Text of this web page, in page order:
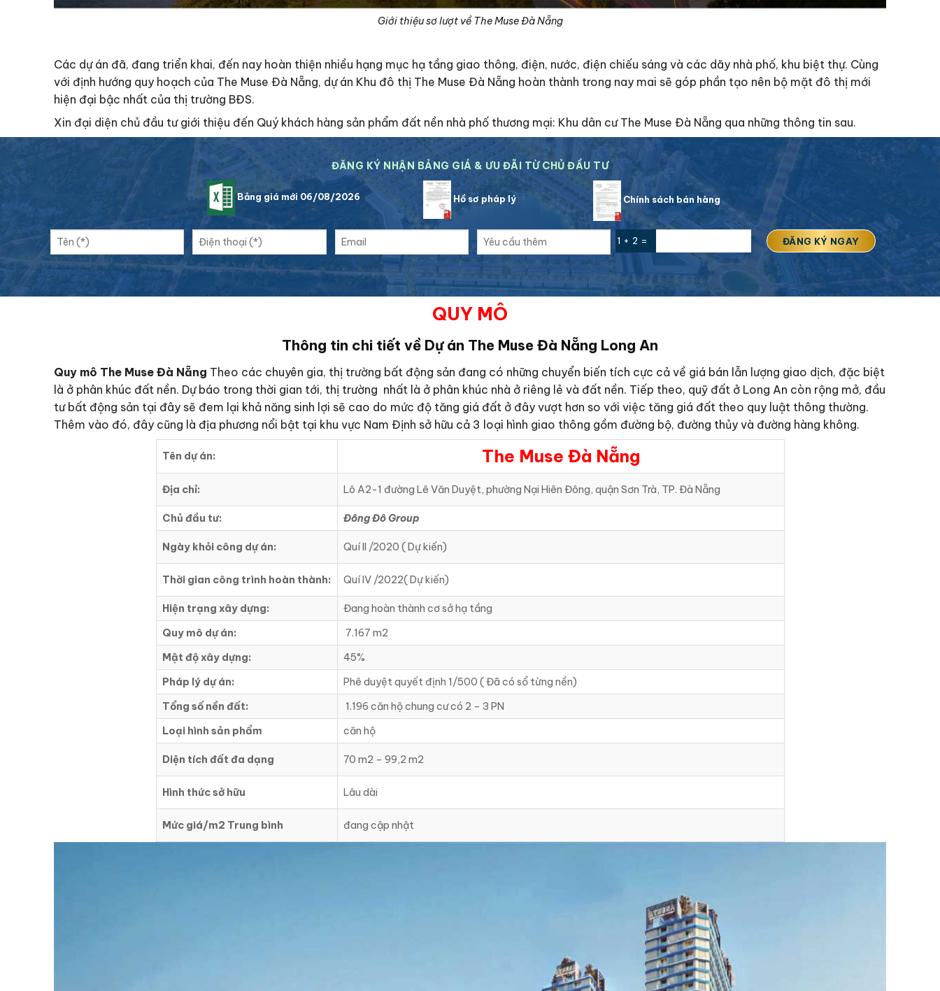
Giới thiệu sơ lượt về The Muse Đà Nẵng
Các dự án đã, đang triển khai, đến nay hoàn thiện nhiều hạng mục hạ tầng giao thông, điện, nước, điện chiếu sáng và các dãy nhà phố, khu biệt thự. Cùng
với định hướng quy hoạch của The Muse Đà Nẵng, dự án Khu đô thị The Muse Đà Nẵng hoàn thành trong nay mai sẽ góp phần tạo nên bộ mặt đô thị mới
hiện đại bậc nhất của thị trường BĐS.
Xin đại diện chủ đầu tư giới thiệu đến Quý khách hàng sản phẩm đất nền nhà phố thương mại: Khu dân cư The Muse Đà Nẵng qua những thông tin sau.
ĐĂNG KÝ NHẬN BẢNG GIÁ & ƯU ĐÃI TỪ CHỦ ĐẦU TƯ
Bảng giá mới 06/08/2026 Hồ sơ pháp lý Chính sách bán hàng
1 + 2 =
QUY MÔ
Thông tin chi tiết về Dự án The Muse Đà Nẵng Long An
Quy mô The Muse Đà Nẵng Theo các chuyên gia, thị trường bất động sản đang có những chuyển biến tích cực cả về giá bán lẫn lượng giao dịch, đặc biệt
là ở phân khúc đất nền. Dự báo trong thời gian tới, thị trường nhất là ở phân khúc nhà ở riêng lẻ và đất nền. Tiếp theo, quỹ đất ở Long An còn rộng mở, đầu
tư bất động sản tại đây sẽ đem lại khả năng sinh lợi sẽ cao do mức độ tăng giá đất ở đây vượt hơn so với việc tăng giá đất theo quy luật thông thường.
Thêm vào đó, đây cũng là địa phương nổi bật tại khu vực Nam Định sở hữu cả 3 loại hình giao thông gồm đường bộ, đường thủy và đường hàng không.
Tên dự án: The Muse Đà Nẵng
Địa chỉ: Lô A2-1 đường Lê Văn Duyệt, phường Nại Hiên Đông, quận Sơn Trà, TP. Đà Nẵng
Chủ đầu tư: Đông Đô Group
Ngày khỏi công dự án: Quí II /2020 ( Dự kiến)
Thời gian công trình hoàn thành: Quí IV /2022( Dự kiến)
Hiện trạng xây dựng:
Đang hoàn thành cơ sở hạ tầng
Quy mô dự án:
7.167 m2
Mật độ xây dựng:
45%
Pháp lý dự án:
Phê duyệt quyết định 1/500 ( Đã có sổ từng nền)
Tổng số nền đất:
1.196 căn hộ chung cư có 2 – 3 PN
Loại hình sản phẩm
căn hộ
Diện tích đất đa dạng 70 m2 – 99,2 m2
Hình thức sở hữu Lâu dài
Mức giá/m2 Trung bình đang cập nhật